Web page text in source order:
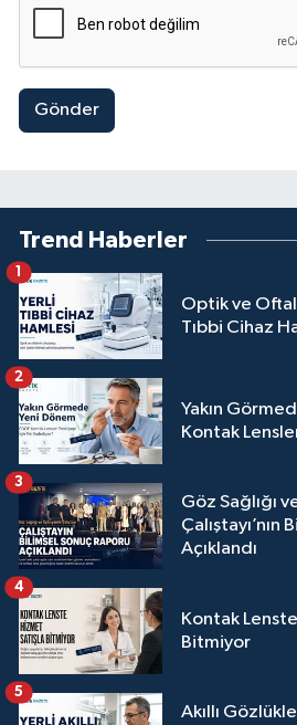
Gönder
Trend Haberler
Optik ve
Tıbbi Cihaz
1
Yakın
Kontak
2
Göz Sağlığı
Çalıştayı’nın
Açıklandı
3
Kontak
Bitmiyor
4
Akıllı
5